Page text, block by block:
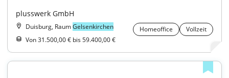
plusswerk GmbH
Duisburg, RaumGelsenkirchen Homeoffice
Vollzeit
Von 31.500,00 € bis 59.400,00 €